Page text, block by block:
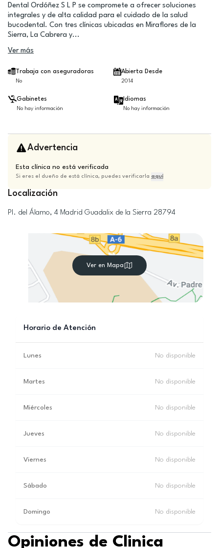
Dental Ordóñez S L P se compromete a ofrecer soluciones
integrales y de alta calidad para el cuidado de la salud
bucodental. Con tres clínicas ubicadas en Miraflores de la
Sierra, La Cabrera y...
Ver más
Trabaja con aseguradoras
No
Abierta Desde
2014
Gabinetes
No hay información
Idiomas
No hay información
Advertencia
Esta clínica no está verificada
Si eres el dueño de está clínica, puedes verificarla aquí
Localización
Pl. del Álamo, 4 Madrid Guadalix de la Sierra 28794
Ver en Mapa
Horario de Atención
Lunes No disponible
Martes No disponible
Miércoles No disponible
Jueves No disponible
Viernes No disponible
Sábado No disponible
Domingo No disponible
Opiniones de Clinica